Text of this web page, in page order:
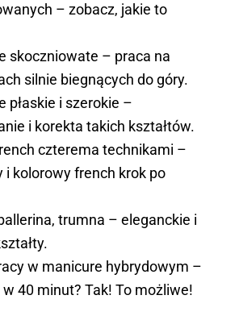
– zobacz, jakie to
skoczniowate – praca na
silnie biegnących do góry.
płaskie i szerokie –
i korekta takich kształtów.
czterema technikami –
i kolorowy french krok po
trumna – eleganckie i
w manicure hybrydowym –
40 minut? Tak! To możliwe!